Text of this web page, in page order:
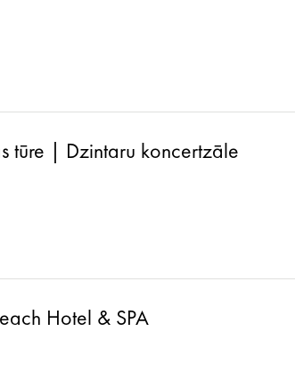
tūre | Dzintaru koncertzāle
Hotel & SPA